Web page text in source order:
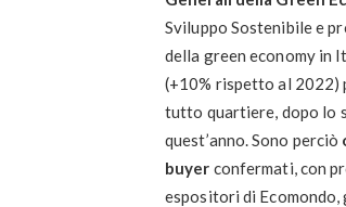
Sviluppo Sostenibile e
della green economy in
(+10% rispetto al 2022)
tutto quartiere, dopo lo
quest’anno. Sono perciò
buyer confermati, con
espositori di